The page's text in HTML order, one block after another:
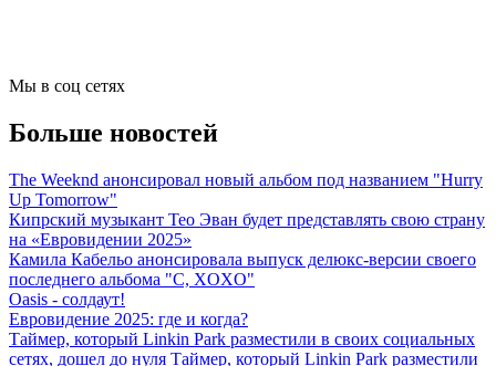
Мы в соц сетях
Больше новостей
The Weeknd анонсировал новый альбом под названием "Hurry
Up Tomorrow"
Кипрский музыкант Тео Эван будет представлять свою страну
на «Евровидении 2025»
Камила Кабельо анонсировала выпуск делюкс-версии своего
последнего альбома "C, XOXO"
Oasis - солдаут!
Евровидение 2025: где и когда?
Таймер, который Linkin Park разместили в своих социальных
сетях, дошел до нуля Таймер, который Linkin Park разместили